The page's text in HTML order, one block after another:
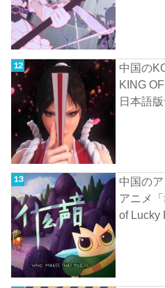
中国の
KING
日本語
中国の
アニメ
of Lucky